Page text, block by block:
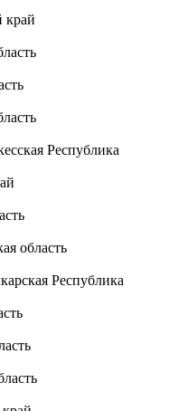
край
Республика
область
Республика